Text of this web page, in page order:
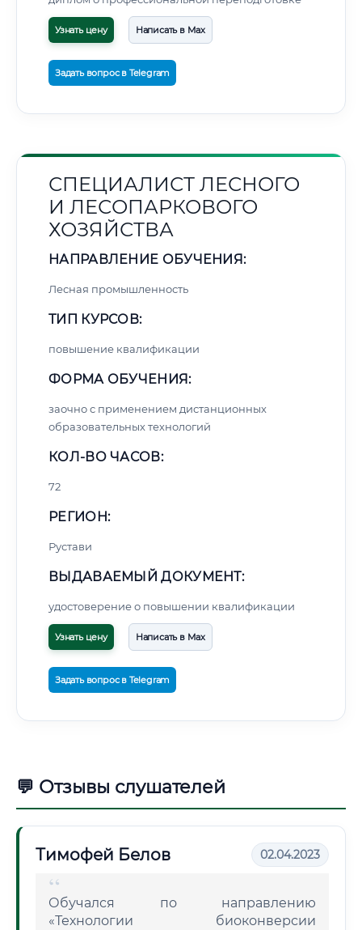
Узнать цену Написать в Max
Задать вопрос в Telegram
СПЕЦИАЛИСТ ЛЕСНОГО
И ЛЕСОПАРКОВОГО
ХОЗЯЙСТВА
НАПРАВЛЕНИЕ ОБУЧЕНИЯ:
Лесная промышленность
ТИП КУРСОВ:
повышение квалификации
ФОРМА ОБУЧЕНИЯ:
заочно с применением дистанционных
образовательных технологий
КОЛ-ВО ЧАСОВ:
72
РЕГИОН:
Рустави
ВЫДАВАЕМЫЙ ДОКУМЕНТ:
удостоверение о повышении квалификации
Узнать цену Написать в Max
Задать вопрос в Telegram
💬 Отзывы слушателей
Тимофей Белов 02.04.2023
Обучался по направлению
«Технологии биоконверсии